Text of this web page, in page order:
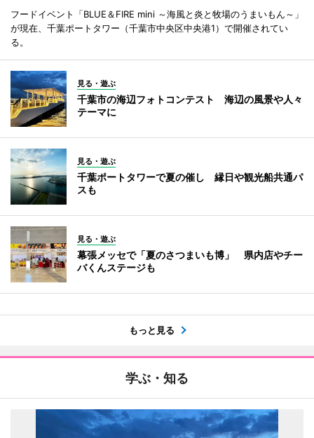
フードイベント「BLUE＆FIRE mini ～海風と炎と牧場のうまいもん～」
が現在、千葉ポートタワー（千葉市中央区中央港1）で開催されてい
る。
見る・遊ぶ
千葉市の海辺フォトコンテスト 海辺の風景や人々
テーマに
見る・遊ぶ
千葉ポートタワーで夏の催し 縁日や観光船共通パ
スも
見る・遊ぶ
幕張メッセで「夏のさつまいも博」 県内店やチー
バくんステージも
もっと見る
学ぶ・知る